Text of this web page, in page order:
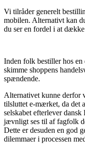
Vi tilråder generelt
mobilen. Alternativt kan
du ser en fordel i at
Inden folk bestiller hos
skimme shoppens
spændende.
Alternativet kunne derfor
tilsluttet e-mærket, da det
selskabet efterlever
jævnligt ses til af fagfolk
Dette er desuden en god
dilemmaer i processen